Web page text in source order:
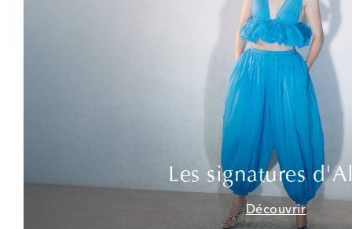
Les signatures
Découvrir